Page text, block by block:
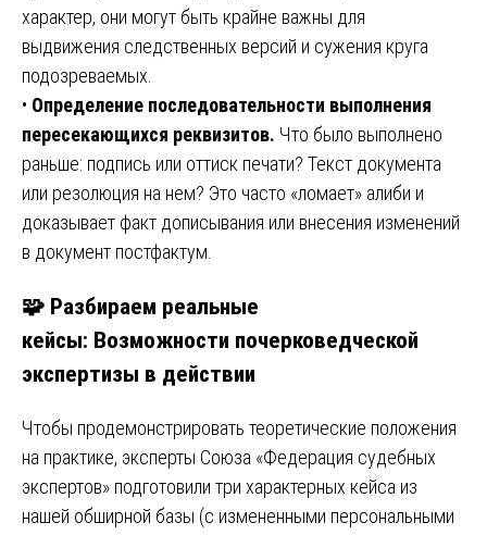
характер, они могут быть крайне важны для
выдвижения следственных версий и сужения круга
подозреваемых.
• Определение последовательности выполнения
пересекающихся реквизитов. Что было выполнено
раньше: подпись или оттиск печати? Текст документа
или резолюция на нем? Это часто «ломает» алиби и
доказывает факт дописывания или внесения изменений
в документ постфактум.
🧩 Разбираем реальные
кейсы: Возможности почерковедческой
экспертизы в действии
Чтобы продемонстрировать теоретические положения
на практике, эксперты Союза «Федерация судебных
экспертов» подготовили три характерных кейса из
нашей обширной базы (с измененными персональными